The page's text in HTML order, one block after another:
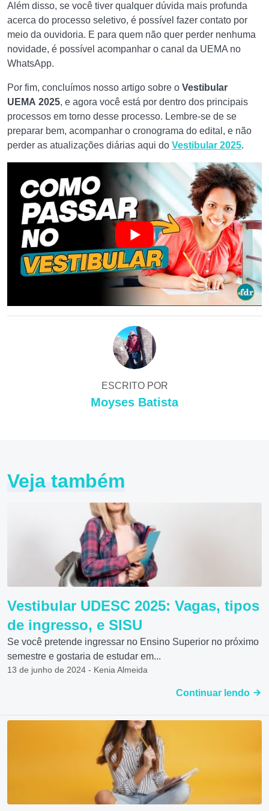
Além disso, se você tiver qualquer dúvida mais profunda
acerca do processo seletivo, é possível fazer contato por
meio da ouvidoria. E para quem não quer perder nenhuma
novidade, é possível acompanhar o canal da UEMA no
WhatsApp.
Por fim, concluímos nosso artigo sobre o Vestibular
UEMA 2025, e agora você está por dentro dos principais
processos em torno desse processo. Lembre-se de se
preparar bem, acompanhar o cronograma do edital, e não
perder as atualizações diárias aqui do Vestibular 2025.
ESCRITO POR
Moyses Batista
Veja também
Vestibular UDESC 2025: Vagas, tipos
de ingresso, e SISU
Se você pretende ingressar no Ensino Superior no próximo
semestre e gostaria de estudar em...
13 de junho de 2024 - Kenia Almeida
Continuar lendo